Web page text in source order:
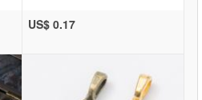
US$ 0.17